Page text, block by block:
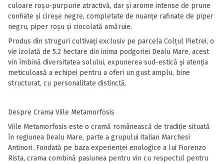
culoare roșu-purpurie atractivă, dar și arome intense de prune
confiate și cireșe negre, completate de nuanțe rafinate de piper
negru, piper roșu și ciocolată amăruie.
Produs din struguri cultivați exclusiv pe parcela Colțul Pietrei, o
vie izolată de 5.2 hectare din inima podgoriei Dealu Mare, acest
vin îmbină diversitatea solului, expunerea sud-estică și atenția
meticuloasă a echipei pentru a oferi un gust amplu, bine
structurat, cu personalitate distinctă.
Despre Crama Viile Metamorfosis
Viile Metamorfosis este o cramă românească de tradiție situată
în regiunea Dealu Mare, parte a grupului italian Marchesi
Antinori. Fondată pe baza experienței enologice a lui Fiorenzo
Rista, crama combină pasiunea pentru vin cu respectul pentru